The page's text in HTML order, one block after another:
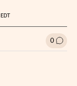
0 Ir a